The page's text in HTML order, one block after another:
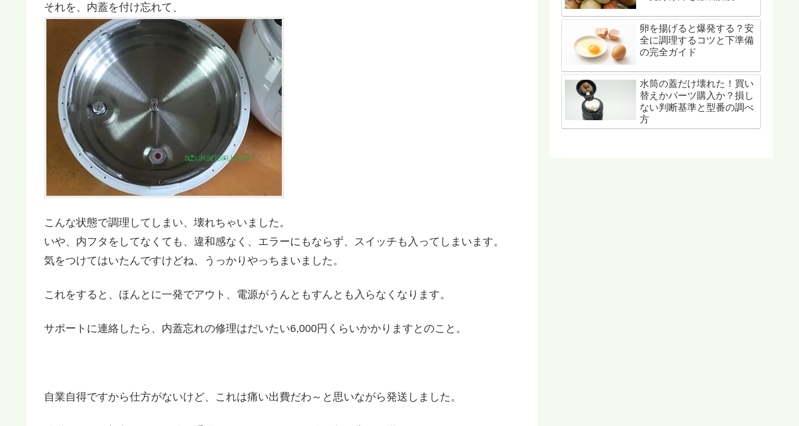
それを、内蓋を付け忘れて、
こんな状態で調理してしまい、壊れちゃいました。
いや、内フタをしてなくても、違和感なく、エラーにもならず、スイッチも入ってしまいます。
気をつけてはいたんですけどね、うっかりやっちまいました。
これをすると、ほんとに一発でアウト、電源がうんともすんとも入らなくなります。
サポートに連絡したら、内蓋忘れの修理はだいたい6,000円くらいかかりますとのこと。
自業自得ですから仕方がないけど、これは痛い出費だわ～と思いながら発送しました。
卵を揚げると爆発する？安
全に調理するコツと下準備
の完全ガイド
水筒の蓋だけ壊れた！買い
替えかパーツ購入か？損し
ない判断基準と型番の調べ
方